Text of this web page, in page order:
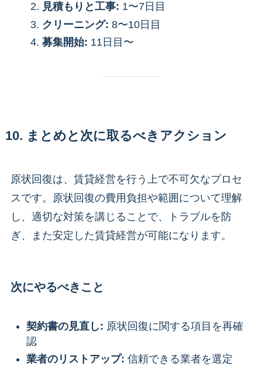
見積もりと工事: 1〜7日目
クリーニング: 8〜10日目
募集開始: 11日目〜
10. まとめと次に取るべきアクション
原状回復は、賃貸経営を行う上で不可欠なプロセ
スです。原状回復の費用負担や範囲について理解
し、適切な対策を講じることで、トラブルを防
ぎ、また安定した賃貸経営が可能になります。
次にやるべきこと
契約書の見直し: 原状回復に関する項目を再確
認
業者のリストアップ: 信頼できる業者を選定